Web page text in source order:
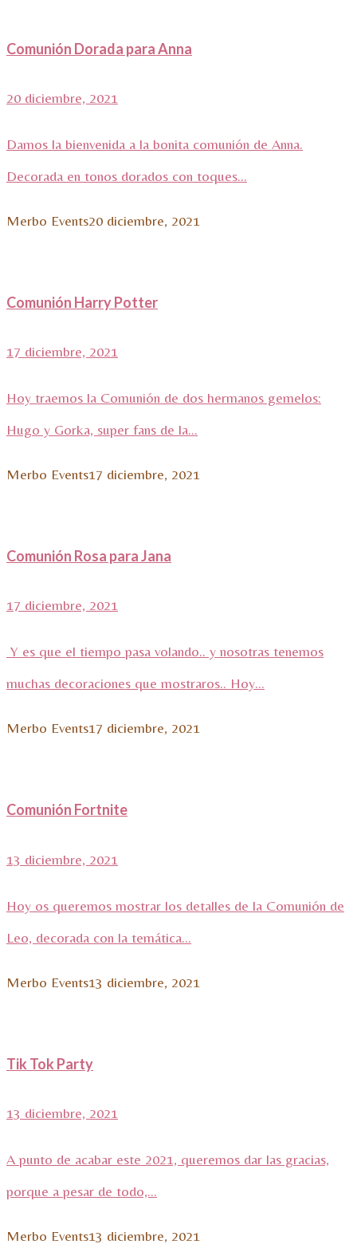
Comunión Dorada para Anna
20 diciembre, 2021
Damos la bienvenida a la bonita comunión de Anna.
Decorada en tonos dorados con toques...
Merbo Events20 diciembre, 2021
Comunión Harry Potter
17 diciembre, 2021
Hoy traemos la Comunión de dos hermanos gemelos:
Hugo y Gorka, super fans de la...
Merbo Events17 diciembre, 2021
Comunión Rosa para Jana
17 diciembre, 2021
Y es que el tiempo pasa volando.. y nosotras tenemos
muchas decoraciones que mostraros.. Hoy...
Merbo Events17 diciembre, 2021
Comunión Fortnite
13 diciembre, 2021
Hoy os queremos mostrar los detalles de la Comunión de
Leo, decorada con la temática...
Merbo Events13 diciembre, 2021
Tik Tok Party
13 diciembre, 2021
A punto de acabar este 2021, queremos dar las gracias,
porque a pesar de todo,...
Merbo Events13 diciembre, 2021